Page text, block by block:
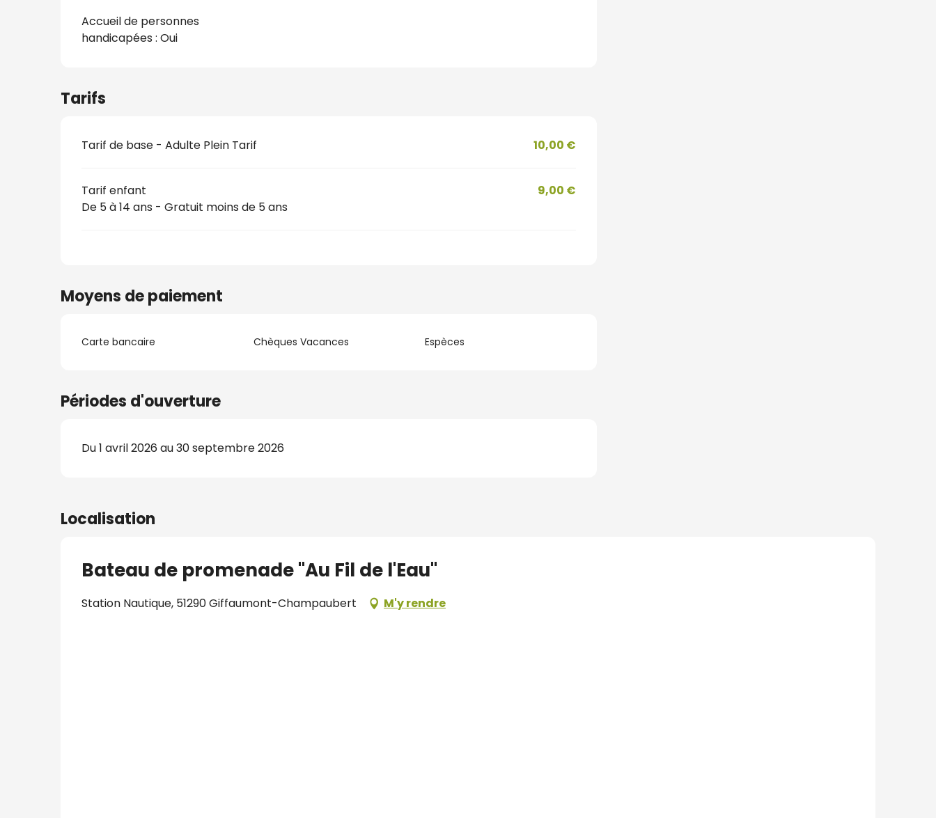
Accueil de personnes
handicapées : Oui
Tarifs
Tarif de base - Adulte Plein Tarif 10,00 €
Tarif enfant
De 5 à 14 ans - Gratuit moins de 5 ans
9,00 €
Moyens de paiement
Carte bancaire Chèques Vacances Espèces
Périodes d'ouverture
Du 1 avril 2026 au 30 septembre 2026
Localisation
Bateau de promenade "Au Fil de l'Eau"
Station Nautique, 51290 Giffaumont-Champaubert M'y rendre